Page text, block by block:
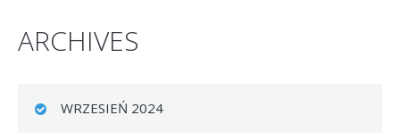
ARCHIVES
WRZESIEŃ 2024